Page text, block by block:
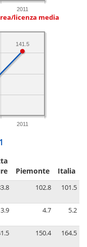
2011
licenza media
2011
141.5
Piemonte Italia
102.8 101.5
3.9 4.7 5.2
150.4 164.5